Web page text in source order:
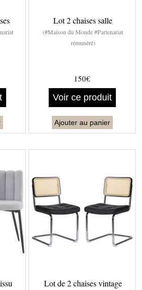
Lot 2 chaises salle
(#Maison du Monde #Partenariat
rémunéré)
150€
Voir ce produit
Ajouter au panier
Lot de 2 chaises vintage